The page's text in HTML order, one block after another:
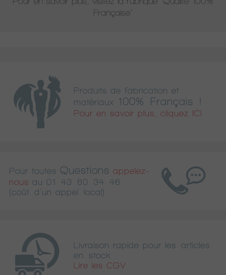
Française"
Produits de fabrication et
matériaux
100% Français !
Pour en savoir plus, cliquez ICI
Pour toutes Questions appelez-
nous au 01 43 60 34 46
(coût d'un appel local)
Livraison rapide pour les articles
en stock
Lire les CGV